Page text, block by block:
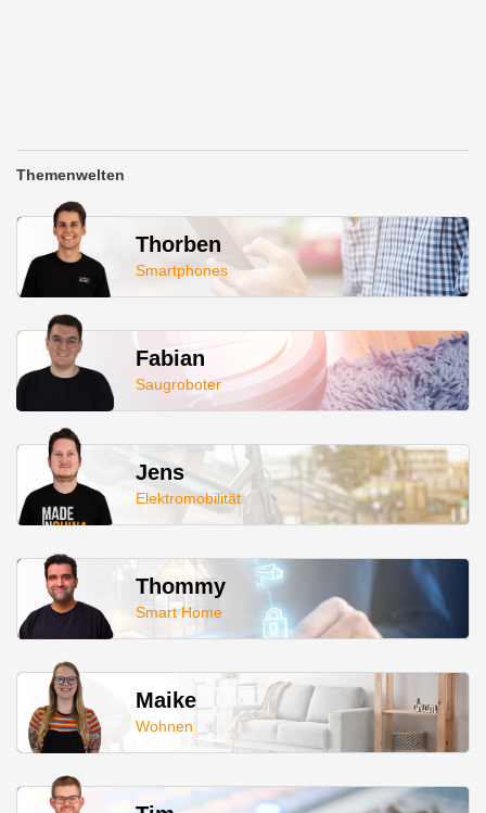
Themenwelten
Thorben
Smartphones
Fabian
Saugroboter
Jens
Elektromobilität
Thommy
Smart Home
Maike
Wohnen